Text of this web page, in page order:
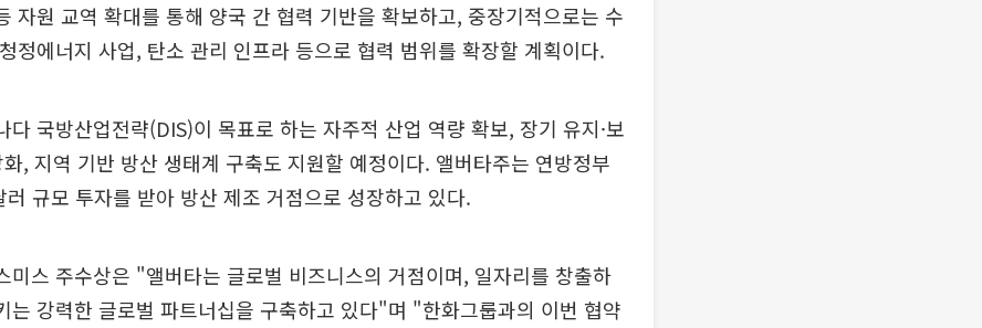
자원 교역 확대를 통해 양국 간 협력 기반을 확보하고, 중장기적으로는 수
정에너지 사업, 탄소 관리 인프라 등으로 협력 범위를 확장할 계획이다.
다 국방산업전략(DIS)이 목표로 하는 자주적 산업 역량 확보, 장기 유지·보
, 지역 기반 방산 생태계 구축도 지원할 예정이다. 앨버타주는 연방정부
규모 투자를 받아 방산 제조 거점으로 성장하고 있다.
미스 주수상은 "앨버타는 글로벌 비즈니스의 거점이며, 일자리를 창출하
는 강력한 글로벌 파트너십을 구축하고 있다"며 "한화그룹과의 이번 협약